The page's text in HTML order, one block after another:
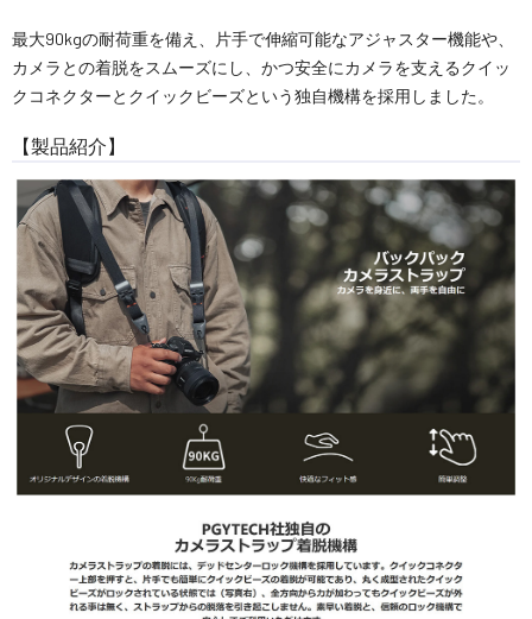
最大90kgの耐荷重を備え、片手で伸縮可能なアジャスター機能や、
カメラとの着脱をスムーズにし、かつ安全にカメラを支えるクイッ
クコネクターとクイックビーズという独自機構を採用しました。
【製品紹介】